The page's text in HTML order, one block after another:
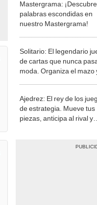
Mastergrama:
palabras escondidas en
nuestro Mastergrama!
Solitario: El legendario
de cartas que nunca
moda. Organiza el mazo
Ajedrez: El rey de los
de estrategia. Mueve tus
piezas, anticipa al rival y